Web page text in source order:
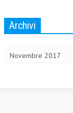
SVILUPPO
Archivi